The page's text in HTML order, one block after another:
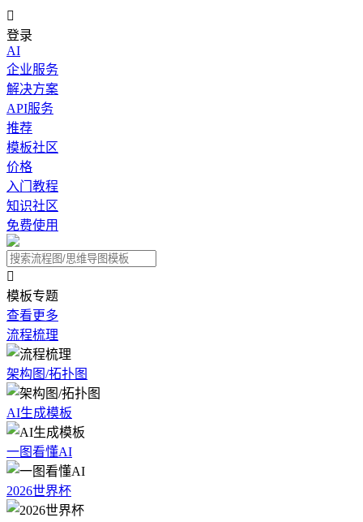

登录
AI
企业服务
解决方案
API服务
推荐
模板社区
价格
入门教程
知识社区
免费使用

模板专题
查看更多
流程梳理
架构图/拓扑图
AI生成模板
一图看懂AI
2026世界杯